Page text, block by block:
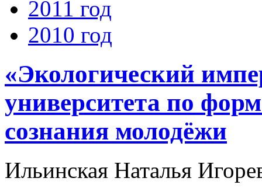
2011 год
2010 год
«Экологический
университета по
сознания молодёжи
Ильинская Наталья